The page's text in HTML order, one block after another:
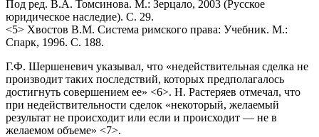
Под ред. В.А. Томсинова. М.: Зерцало, 2003 (Русское
юридическое наследие). С. 29.
<5> Хвостов В.М. Система римского права: Учебник. М.:
Спарк, 1996. С. 188.
Г.Ф. Шершеневич указывал, что «недействительная сделка не
производит таких последствий, которых предполагалось
достигнуть совершением ее» <6>. Н. Растеряев отмечал, что
при недействительности сделок «некоторый, желаемый
результат не происходит или если и происходит — не в
желаемом объеме» <7>.